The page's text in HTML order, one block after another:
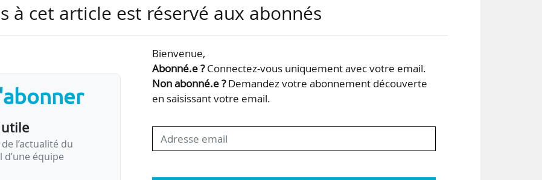
Mires, publiée le 31/05/2017.
périmètre, les moyens progressent légèrement en AE
à cet article est réservé aux abonnés
utile
l’actualité du
équipe
Bienvenue,
Abonné.e ?Connectez-vous uniquement avec votre email.
Non abonné.e ?Demandez votre abonnement découverte
en saisissant votre email.